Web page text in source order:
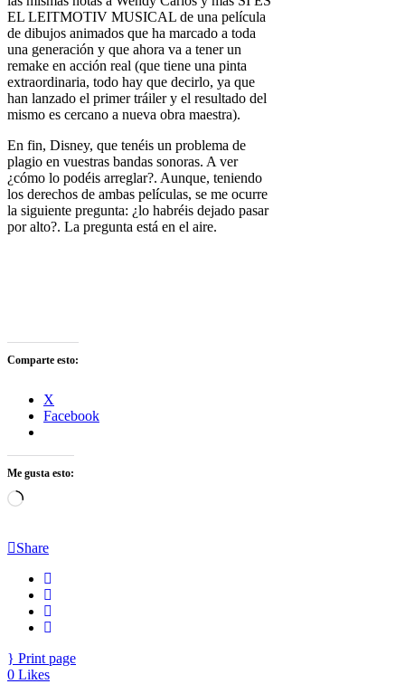
EL LEITMOTIV MUSICAL de una película
de dibujos animados que ha marcado a toda
una generación y que ahora va a tener un
remake en acción real (que tiene una pinta
extraordinaria, todo hay que decirlo, ya que
han lanzado el primer tráiler y el resultado del
mismo es cercano a nueva obra maestra).
En fin, Disney, que tenéis un problema de
plagio en vuestras bandas sonoras. A ver
¿cómo lo podéis arreglar?. Aunque, teniendo
los derechos de ambas películas, se me ocurre
la siguiente pregunta: ¿lo habréis dejado pasar
por alto?. La pregunta está en el aire.
Comparte esto:
X
Facebook
Me gusta esto:
Cargando...
Share
Print page
0 Likes